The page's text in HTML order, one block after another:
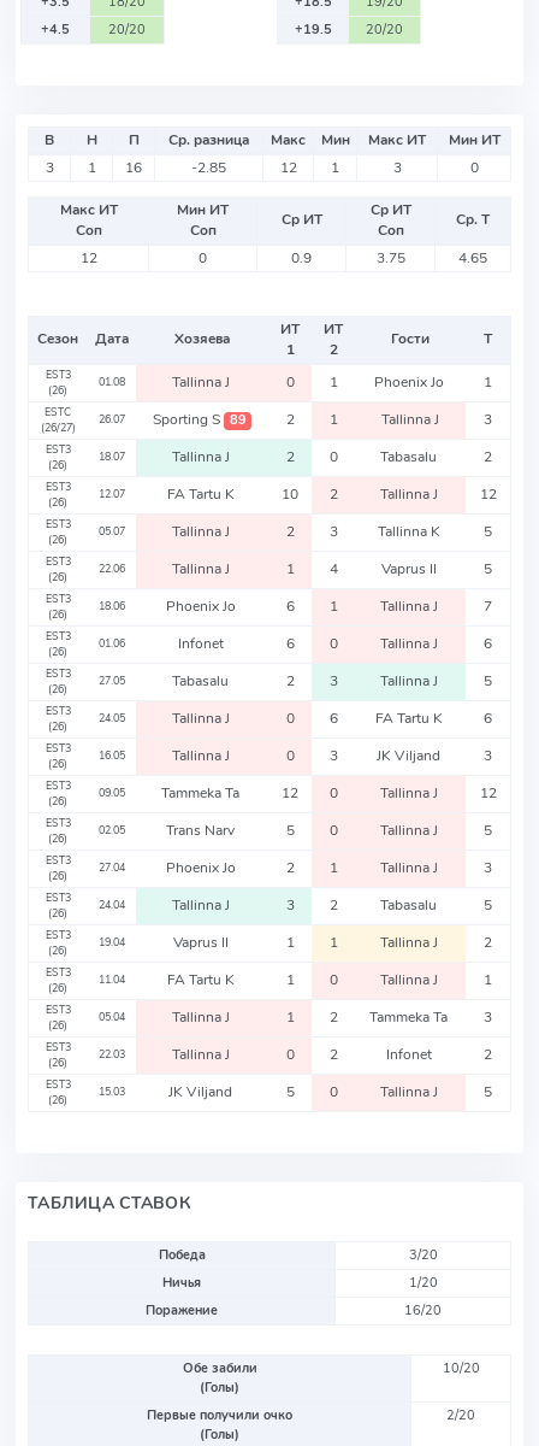
+4.5
20/20
+19.5
20/20
В Н П Ср. разница Макс Мин Макс ИТ
Мин ИТ
3
1 16 -2.85 12 1 3 0
Макс ИТ
Соп
Мин ИТ
Соп
Ср ИТ
Ср ИТ
Соп
Ср. Т
12
0 0.9 3.75 4.65
Сезон Дата Хозяева
ИТ
1
ИТ
2
Гости Т
EST3
(26)
01.08 Tallinna J 0 1 Phoenix Jo 1
ESTC
(26/27)
26.07 Sporting S 89 2 1 Tallinna J 3
EST3
(26)
18.07 Tallinna J 2 0 Tabasalu 2
EST3
(26)
12.07 FA Tartu K 10 2 Tallinna J 12
EST3
(26)
05.07 Tallinna J 2 3 Tallinna K 5
EST3
(26)
22.06 Tallinna J 1 4 Vaprus II 5
EST3
(26)
18.06 Phoenix Jo 6 1 Tallinna J 7
EST3
(26)
01.06 Infonet 6 0 Tallinna J 6
EST3
(26)
27.05 Tabasalu 2 3 Tallinna J 5
EST3
(26)
24.05 Tallinna J 0 6 FA Tartu K 6
EST3
(26)
16.05 Tallinna J 0 3 JK Viljand 3
EST3
(26)
09.05 Tammeka Ta 12 0 Tallinna J 12
EST3
(26)
02.05 Trans Narv 5 0 Tallinna J 5
EST3
(26)
27.04 Phoenix Jo 2 1 Tallinna J 3
EST3
(26)
24.04 Tallinna J 3 2 Tabasalu 5
EST3
(26)
19.04 Vaprus II 1 1 Tallinna J 2
EST3
(26)
11.04 FA Tartu K 1 0 Tallinna J 1
EST3
(26)
05.04 Tallinna J 1 2 Tammeka Ta 3
EST3
(26)
22.03 Tallinna J 0 2 Infonet 2
EST3
(26)
15.03 JK Viljand 5 0 Tallinna J 5
ТАБЛИЦА СТАВОК
Победа
3/20
Ничья
1/20
Поражение
16/20
Обе забили
(Голы)
10/20
Первые получили очко
(Голы)
2/20